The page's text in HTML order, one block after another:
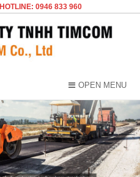
HOTLINE: 0946 833 960
OPEN MENU